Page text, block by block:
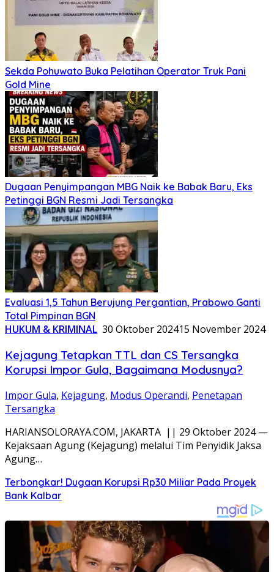
Sekda Pohuwato Buka Pelatihan Operator Truk Pani
Gold Mine
Dugaan Penyimpangan MBG Naik ke Babak Baru, Eks
Petinggi BGN Resmi Jadi Tersangka
Evaluasi 1,5 Tahun Berujung Pergantian, Prabowo Ganti
Total Pimpinan BGN
HUKUM & KRIMINAL 30 Oktober 202415 November 2024
Kejagung Tetapkan TTL dan CS Tersangka
Korupsi Impor Gula, Bagaimana Modusnya?
Impor Gula, Kejagung, Modus Operandi, Penetapan
Tersangka
HARIANSOLORAYA.COM, JAKARTA || 29 Oktober 2024 —
Kejaksaan Agung (Kejagung) melalui Tim Penyidik Jaksa
Agung…
Terbongkar! Dugaan Korupsi Rp30 Miliar Pada Proyek
Bank Kalbar